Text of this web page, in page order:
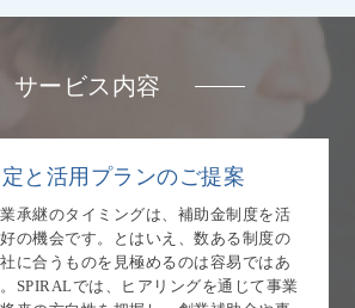
サービス内容
と活用プランのご提案
承継のタイミングは、補助金制度を活
の機会です。とはいえ、数ある制度の
に合うものを見極めるのは容易ではあ
SPIRALでは、ヒアリングを通じて事業